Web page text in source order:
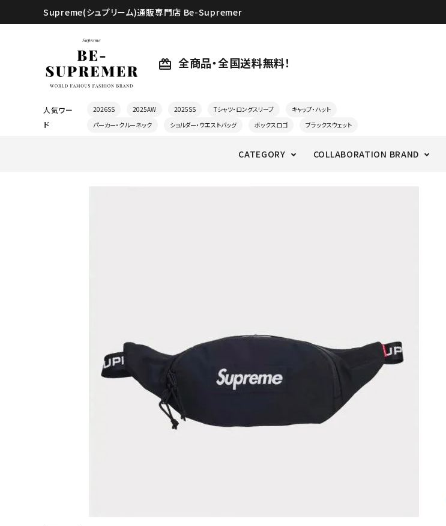
Supreme(シュプリーム)通販専門店 Be-Supremer
card_giftcard 全商品・全国送料無料！
人気ワー
ド
2026SS 2025AW 2025SS Tシャツ・ロングスリーブ
キャップ・ハット
パーカー・クルーネック
ショルダー・ウエストバッグ ボックスロゴ ブラックスウェット
CATEGORY COLLABORATION BRAND